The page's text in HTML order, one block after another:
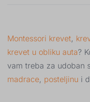
Montessori krevet,
krevet u obliku auta?
vam treba za udoban
madrace, posteljinu i